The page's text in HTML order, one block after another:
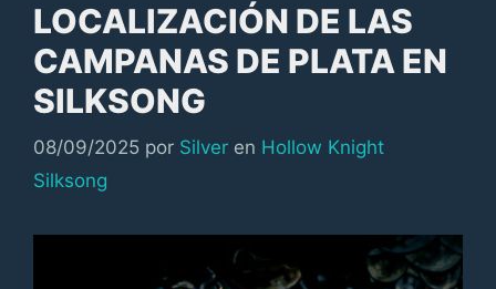
LOCALIZACIÓN DE LAS
CAMPANAS DE PLATA EN
SILKSONG
08/09/2025 por Silver en Categorías
Hollow Knight
Silksong